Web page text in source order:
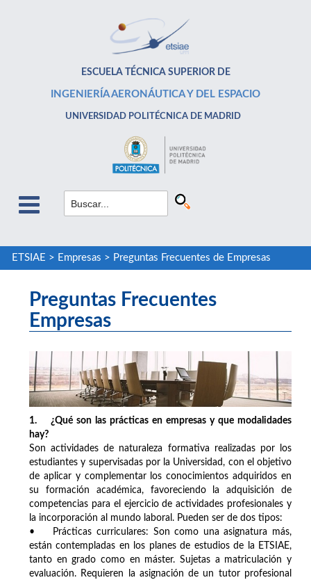
ESCUELA TÉCNICA SUPERIOR DE
INGENIERÍA AERONÁUTICA Y DEL ESPACIO
UNIVERSIDAD POLITÉCNICA DE MADRID
ETSIAE > Empresas > Preguntas Frecuentes de Empresas
Preguntas Frecuentes
Empresas
1. ¿Qué son las prácticas en empresas y que modalidades
hay?
Son actividades de naturaleza formativa realizadas por los
estudiantes y supervisadas por la Universidad, con el objetivo
de aplicar y complementar los conocimientos adquiridos en
su formación académica, favoreciendo la adquisición de
competencias para el ejercicio de actividades profesionales y
la incorporación al mundo laboral. Pueden ser de dos tipos:
• Prácticas curriculares: Son como una asignatura más,
están contempladas en los planes de estudios de la ETSIAE,
tanto en grado como en máster. Sujetas a matriculación y
evaluación. Requieren la asignación de un tutor profesional